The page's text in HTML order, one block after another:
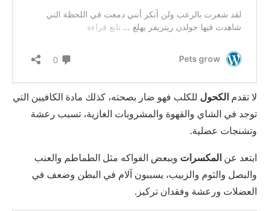
لا تقدم الكحول للكلب فهو ضار بصحته، كذلك مادة الكافيين التي
توجد في الشاي والقهوة والمشروبات الغازية، تسبب رعشة
وتشنجات عضلية.
ابتعد عن المكسرات وببعض الفواكه مثل الطماطم والعنب
والبصل والثوم والزبيب، يسببون آلام في البطن وضعف في
العضلات ورعشة وفقدان تركيز.